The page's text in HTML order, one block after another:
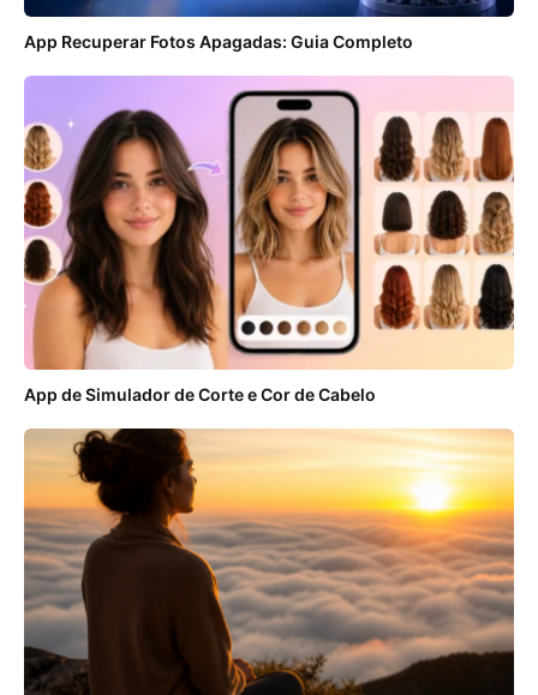
App Recuperar Fotos Apagadas: Guia Completo
App de Simulador de Corte e Cor de Cabelo